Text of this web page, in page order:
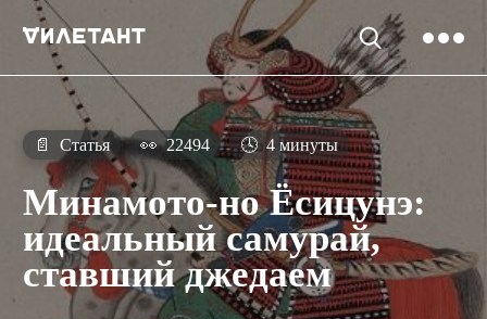
📄 Статья 👀 22494 🕓 4 минуты
Минамото-но Ёсицунэ:
идеальный самурай,
ставший джедаем